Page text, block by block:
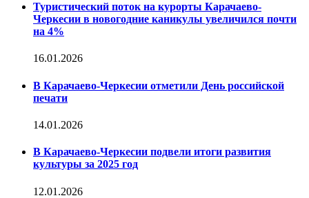
Туристический поток на курорты Карачаево-
Черкесии в новогодние каникулы увеличился почти
на 4%
16.01.2026
В Карачаево-Черкесии отметили День российской
печати
14.01.2026
В Карачаево-Черкесии подвели итоги развития
культуры за 2025 год
12.01.2026